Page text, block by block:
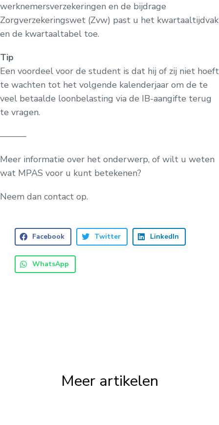
werknemersverzekeringen en de bijdrage
Zorgverzekeringswet (Zvw) past u het kwartaaltijdvak
en de kwartaaltabel toe.
Tip
Een voordeel voor de student is dat hij of zij niet hoeft
te wachten tot het volgende kalenderjaar om de te
veel betaalde loonbelasting via de IB-aangifte terug
te vragen.
———
Meer informatie over het onderwerp, of wilt u weten
wat MPAS voor u kunt betekenen?
Neem dan contact op.
Facebook Twitter LinkedIn
WhatsApp
Meer artikelen